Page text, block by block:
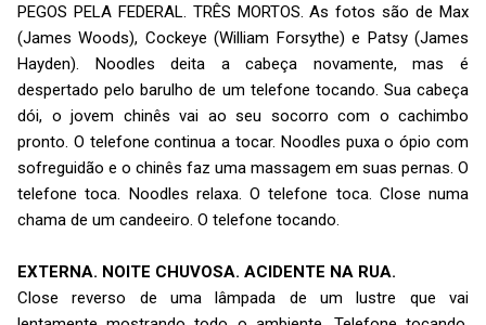
PEGOS PELA FEDERAL. TRÊS MORTOS. As fotos são de Max
(James Woods), Cockeye (William Forsythe) e Patsy (James
Hayden). Noodles deita a cabeça novamente, mas é
despertado pelo barulho de um telefone tocando. Sua cabeça
dói, o jovem chinês vai ao seu socorro com o cachimbo
pronto. O telefone continua a tocar. Noodles puxa o ópio com
sofreguidão e o chinês faz uma massagem em suas pernas. O
telefone toca. Noodles relaxa. O telefone toca. Close numa
chama de um candeeiro. O telefone tocando.
EXTERNA. NOITE CHUVOSA. ACIDENTE NA RUA.
Close reverso de uma lâmpada de um lustre que vai